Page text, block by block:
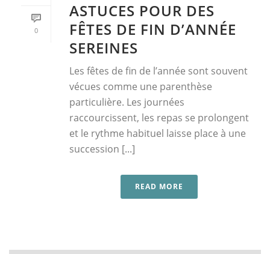
0
ASTUCES POUR DES
FÊTES DE FIN D’ANNÉE
SEREINES
Les fêtes de fin de l’année sont souvent
vécues comme une parenthèse
particulière. Les journées
raccourcissent, les repas se prolongent
et le rythme habituel laisse place à une
succession [...]
READ MORE